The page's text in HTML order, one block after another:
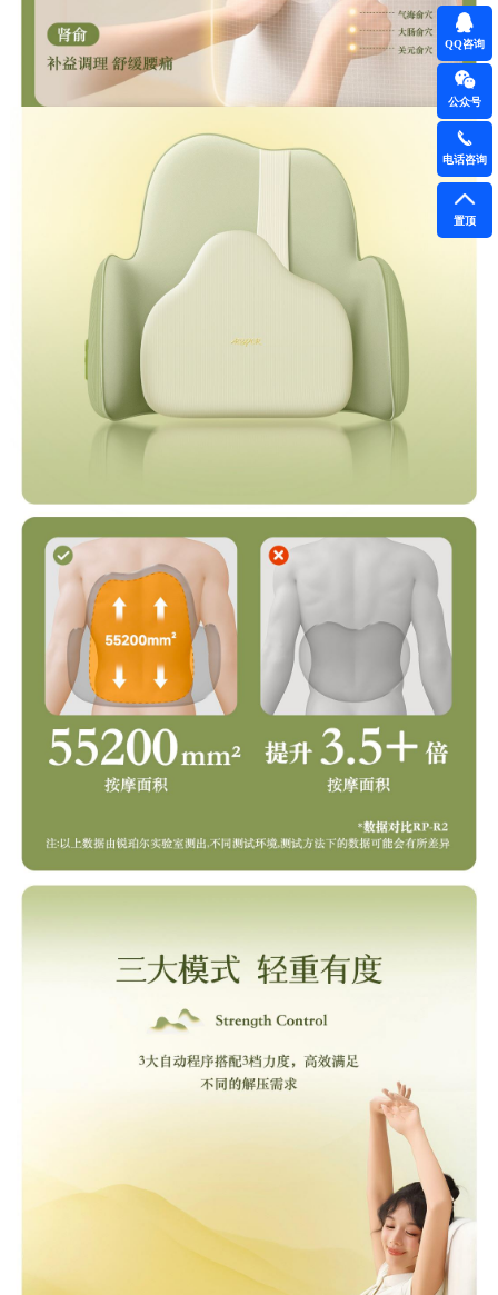
QQ咨询
公众号
电话咨询
置顶